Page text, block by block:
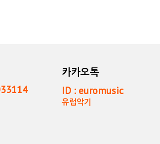
카카오톡
ID : euromusic
유럽악기